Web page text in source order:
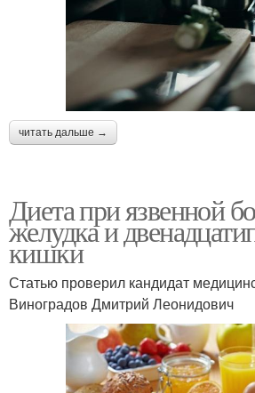
читать дальше →
Диета при язвенной
желудка и
кишки
Статью проверил кандидат
Виноградов Дмитрий Леонидович